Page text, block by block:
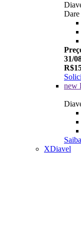
31/
new
XDiavel